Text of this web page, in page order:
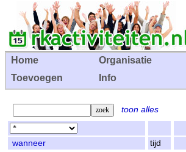
Home Organisatie
Toevoegen
Info
toon alles
wanneer tijd